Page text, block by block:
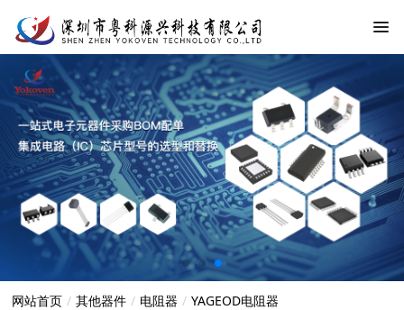
网站首页 其他器件 电阻器
YAGEOD电阻器